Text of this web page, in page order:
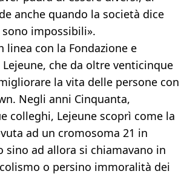
anche quando la società dice
impossibili».
linea con la Fondazione e
Lejeune, che da oltre venticinque
la vita delle persone con
Negli anni Cinquanta,
colleghi, Lejeune scoprì come la
ad un cromosoma 21 in
sino ad allora si chiamavano in
o persino immoralità dei